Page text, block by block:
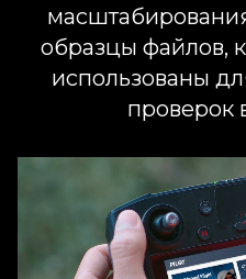
образцы файлов,
использованы
проверок